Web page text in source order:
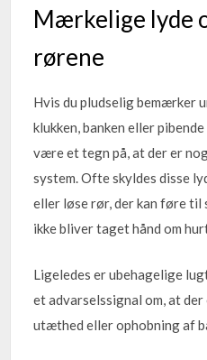
Mærkelige lyde
rørene
Hvis du pludselig bemærker
klukken, banken eller
være et tegn på, at der er
system. Ofte skyldes disse
eller løse rør, der kan føre til
ikke bliver taget hånd om
Ligeledes er ubehagelige
et advarselssignal om, at
utæthed eller ophobning af